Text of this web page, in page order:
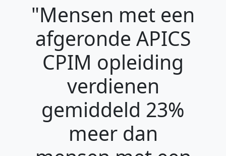
"Mensen met een
afgeronde APICS
CPIM opleiding
verdienen
gemiddeld 23%
meer dan